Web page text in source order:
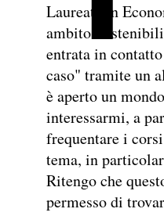
Laureata in
ambito
entrata in
caso" tramite un
è aperto un
interessarmi, a
frequentare i
tema, in
Ritengo che
permesso di